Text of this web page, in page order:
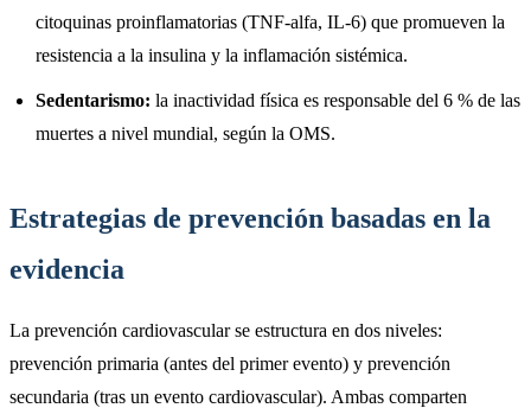
citoquinas proinflamatorias (TNF-alfa, IL-6) que promueven la
resistencia a la insulina y la inflamación sistémica.
Sedentarismo: la inactividad física es responsable del 6 % de las
muertes a nivel mundial, según la OMS.
Estrategias de prevención basadas en la
evidencia
La prevención cardiovascular se estructura en dos niveles:
prevención primaria (antes del primer evento) y prevención
secundaria (tras un evento cardiovascular). Ambas comparten